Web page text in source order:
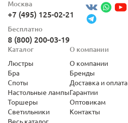
Москва
+7 (495) 125-02-21
Бесплатно
8 (800) 200-03-19
Каталог
Люстры
Бра
Споты
Настольные лампы
Торшеры
Светильники
Весь каталог
О компании
О компании
Бренды
Доставка и оплата
Гарантии
Оптовикам
Контакты